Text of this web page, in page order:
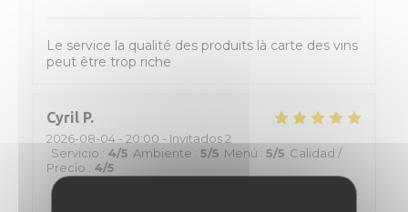
Le service la qualité des produits là carte des vins
peut être trop riche
Cyril P
2026-08-04 - 20:00 - Invitados 2
Servicio : 4/5 Ambiente : 5/5 Menú : 5/5 Calidad /
Precio : 4/5